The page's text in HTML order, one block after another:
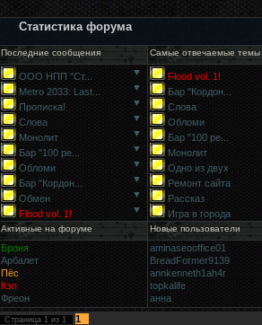
Статистика форума
Последние сообщения Самые отвечаемые темы
ООО НПП "Ст...
▼
Metro 2033: Last...
▼
Прописка!
▼
Слова
▼
Монолит
▼
Бар "100 ре...
▼
Обломи
▼
Бар "Кордон...
▼
Обмен
▼
Flood vol. 1!
▼
Flood vol. 1!
Бар "Кордон...
Слова
Обломи
Бар "100 ре...
Монолит
Одно из двух
Ремонт сайта
Рассказ
Игра в города
Активные на форуме Новые пользователи
Броня
Арбалет
Пёс
Кэп
Фреон
aminaseooffice01
BreadFormer9139
annkenneth1ah4r
topkalife
анна
Страница 1 из 1
1